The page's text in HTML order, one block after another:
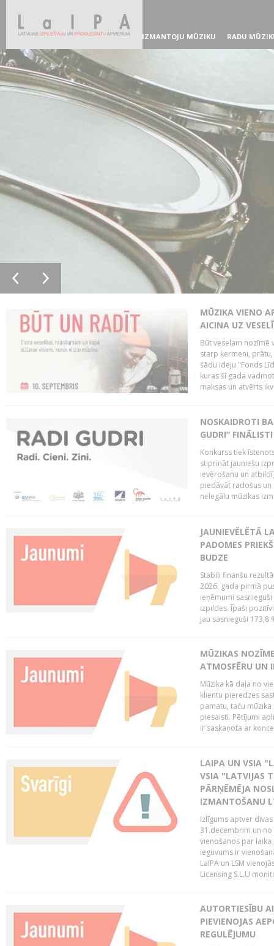
IZMANTOJU MŪZIKU RADU
MŪZIKA VIENO
AICINA UZ
Būt veselam nozīmē
starp ķermeni,
šādu ideju "Fonds
kuras šī gada
maksas un atvērts
NOSKAIDROTI
GUDRI” FINĀLISTI
Konkurss tiek
stiprināt jauniešu
ievērošanu un
piedāvāt radošus
nelegālu mūzikas
JAUNIEVĒLĒTĀ
PADOMES
BUDZE
Stabili finanšu
2026. gada pirmā
ieņēmumi
izpildes. Īpaši
jau sasnieguši 173,8
MŪZIKAS
ATMOSFĒRU UN
Mūzika kā daļa no
klientu pieredzes
pamatu, taču
piesaisti. Pētījumi
ir saskaņota ar
LAIPA UN VSIA
VSIA "LATVIJAS
PĀRŅĒMĒJA
IZMANTOŠANU
Izlīgums aptver
31.decembrim un no
vienošanos par
ieguvums ir
LaIPA un LSM
Licensing S.L.U
AUTORTIESĪBU
PIEVIENOJAS
REGULĒJUMU